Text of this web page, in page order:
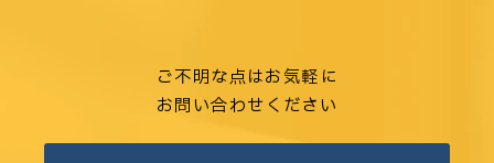
ご不明な点はお気軽に
お問い合わせください